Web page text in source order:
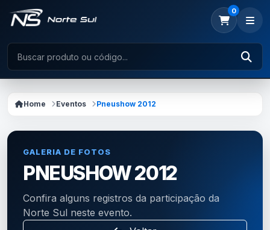
0
Home Eventos Pneushow 2012
GALERIA DE FOTOS
PNEUSHOW 2012
Confira alguns registros da participação da
Norte Sul neste evento.